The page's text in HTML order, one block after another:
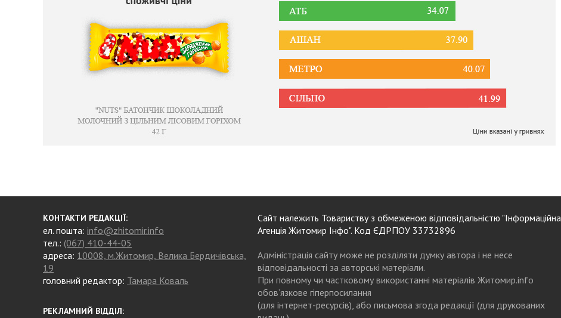
КОНТАКТИ РЕДАКЦІЇ:
ел. пошта: info@zhitomir.info
тел.: (067) 410-44-05
адреса: 10008, м.Житомир, Велика Бердичівська,
19
головний редактор: Тамара Коваль
РЕКЛАМНИЙ ВІДДІЛ:
Сайт належить Товариству з обмеженою відповідальністю "Інформаційна
Агенція Житомир Інфо". Код ЄДРПОУ 33732896
Адміністрація сайту може не розділяти думку автора і не несе
відповідальності за авторські матеріали.
При повному чи частковому використанні матеріалів Житомир.info
обов’язкове гіперпосилання
(для інтернет-ресурсів), або письмова згода редакції (для друкованих